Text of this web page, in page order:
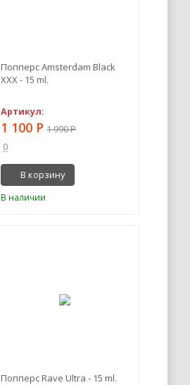
Попперс Amsterdam Black
XXX - 15 ml.
Артикул:
1 100 Р 1 990Р
0
В корзину
В наличии
Попперс Rave Ultra - 15 ml.